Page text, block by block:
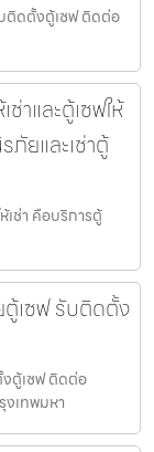
ติดตั้งตู้เซฟ ติดต่อ
าและตู้เซฟให้
ภัยและเช่าตู้
เช่า คือบริการตู้
ตู้เซฟ รับติดตั้ง
งตู้เซฟ ติดต่อ
งเทพมหา